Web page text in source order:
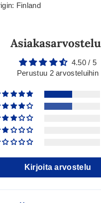
Finland
4.50 / 5
Perustuu 2 arvosteluihin
Kirjoita arvostelu